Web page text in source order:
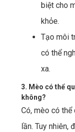
biệt cho
khỏe.
Tạo môi
có thể
xa.
3. Mèo có thể
không?
Có, mèo có
lần. Tuy nhiên,